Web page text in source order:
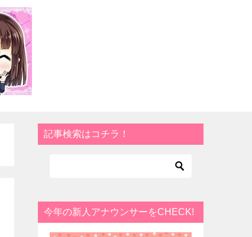
記事検索はコチラ！
今年の新人アナウンサーをCHECK!